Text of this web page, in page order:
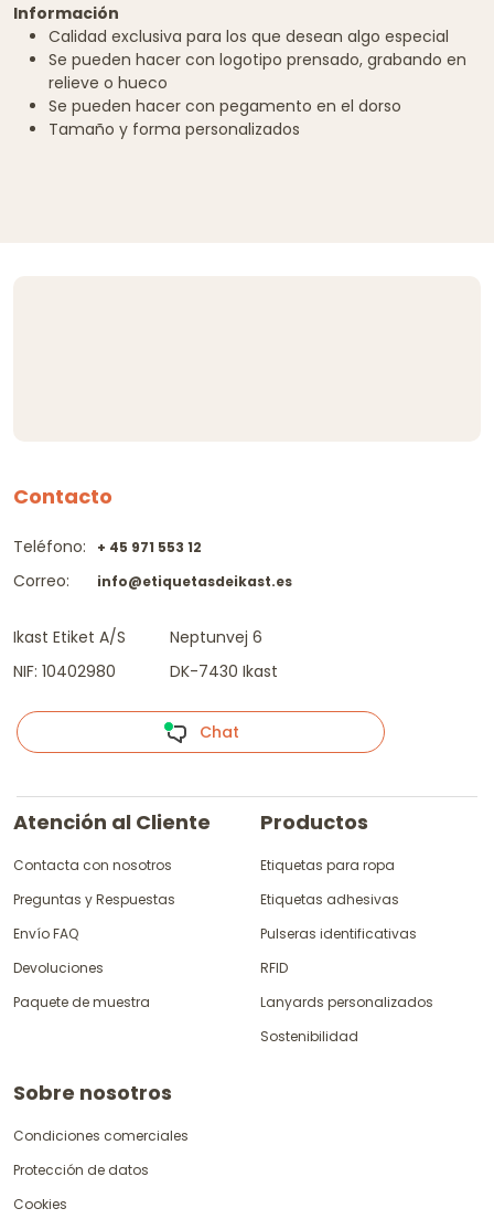
Información
Calidad exclusiva para los que desean algo especial
Se pueden hacer con logotipo prensado, grabando en
relieve o hueco
Se pueden hacer con pegamento en el dorso
Tamaño y forma personalizados
Contacto
Teléfono:
Correo:
+ 45 971 553 12
info@etiquetasdeikast.es
Ikast Etiket A/S
NIF: 10402980
Neptunvej 6
DK-7430 Ikast
Chat
Atención al Cliente
Contacta con nosotros
Preguntas y Respuestas
Envío FAQ
Devoluciones
Paquete de muestra
Productos
Etiquetas para ropa
Etiquetas adhesivas
Pulseras identificativas
RFID
Lanyards personalizados
Sostenibilidad
Sobre nosotros
Condiciones comerciales
Protección de datos
Cookies